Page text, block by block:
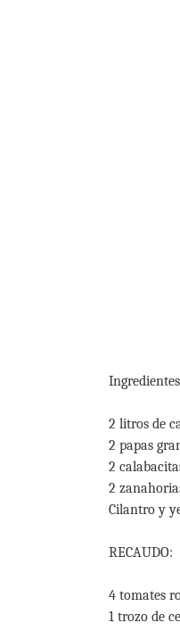
2 litros de
2 papas
2
2
Cilantro y
RECAUDO:
4 tomates
1 trozo de